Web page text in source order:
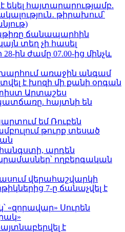
եկել հայտարարությամբ.
թիրախում՝
ճանապարհին
տեղ չի հասել
28-ին ժամը 07.00-ից մինչև
առաջին անգամ
է խոզի մի քանի օրգան
Արտաշես
հայտնի են
եմ Ռուբեն
թուրք տեսած
հանգստի, արդեն
ողբերգական
վերահաշվարկի
7-ը ճանաչվել է
Սուրեն
է